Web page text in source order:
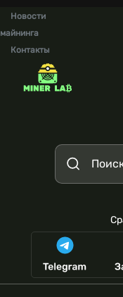
Новости
майнинга
Контакты